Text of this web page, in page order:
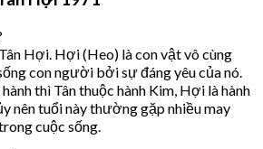
Hợi. Hợi (Heo) là con vật vô cùng
con người bởi sự đáng yêu của nó.
thì Tân thuộc hành Kim, Hợi là hành
nên tuổi này thường gặp nhiều may
cuộc sống.